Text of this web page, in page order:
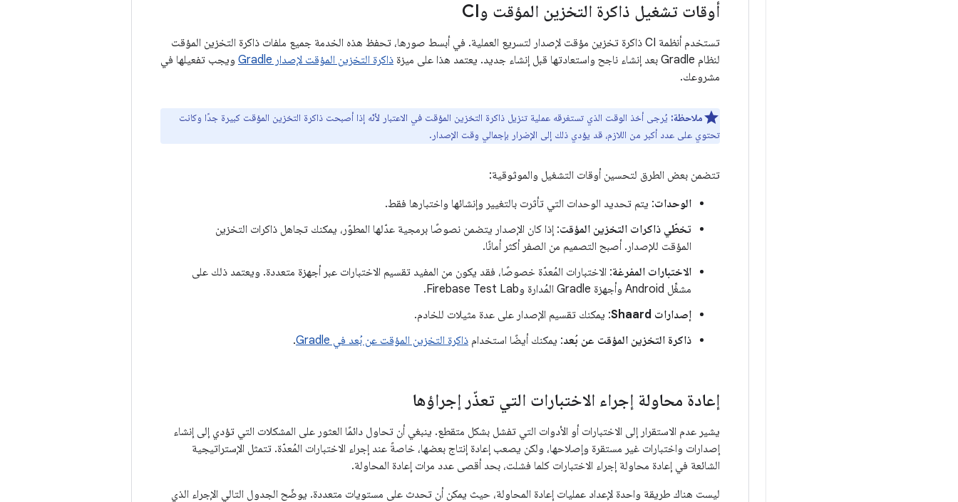
أوقات تشغيل ذاكرة التخزين المؤقت وCI
تستخدم أنظمة CI ذاكرة تخزين مؤقت لإصدار لتسريع العملية. في أبسط صورها، تحفظ هذه الخدمة جميع ملفات ذاكرة التخزين المؤقت
لنظام Gradle بعد إنشاء ناجح واستعادتها قبل إنشاء جديد. يعتمد هذا على ميزة
ذاكرة التخزين المؤقت لإصدار Gradle
ويجب تفعيلها في
مشروعك.
ملاحظة: يُرجى أخذ الوقت الذي تستغرقه عملية تنزيل ذاكرة التخزين المؤقت في الاعتبار لأنّه إذا أصبحت ذاكرة التخزين المؤقت كبيرة جدًا وكانت
تحتوي على عدد أكبر من اللازم، قد يؤدي ذلك إلى الإضرار بإجمالي وقت الإصدار.
تتضمن بعض الطرق لتحسين أوقات التشغيل والموثوقية:
الوحدات: يتم تحديد الوحدات التي تأثرت بالتغيير وإنشائها واختبارها فقط.
تخطّي ذاكرات التخزين المؤقت: إذا كان الإصدار يتضمن نصوصًا برمجية عدّلها المطوّر، يمكنك تجاهل ذاكرات التخزين
المؤقت للإصدار. أصبح التصميم من الصفر أكثر أمانًا.
الاختبارات المفرغة: الاختبارات المُعدّة خصوصًا، فقد يكون من المفيد تقسيم الاختبارات عبر أجهزة متعددة. ويعتمد ذلك على
مشغِّل Android وأجهزة Gradle المُدارة وFirebase Test Lab.
إصدارات Shaard
: يمكنك تقسيم الإصدار على عدة مثيلات للخادم.
ذاكرة التخزين المؤقت عن بُعد: يمكنك أيضًا استخدام ذاكرة التخزين المؤقت عن بُعد في Gradle .
إعادة محاولة إجراء الاختبارات التي تعذّر إجراؤها
يشير عدم الاستقرار إلى الاختبارات أو الأدوات التي تفشل بشكل متقطع. ينبغي أن تحاول دائمًا العثور على المشكلات التي تؤدي إلى إنشاء
إصدارات واختبارات غير مستقرة وإصلاحها، ولكن يصعب إعادة إنتاج بعضها، خاصةً عند إجراء الاختبارات المُعدّة. تتمثل الإستراتيجية
الشائعة في إعادة محاولة إجراء الاختبارات كلما فشلت، بحد أقصى عدد مرات إعادة المحاولة.
ليست هناك طريقة واحدة لإعداد عمليات إعادة المحاولة، حيث يمكن أن تحدث على مستويات متعددة. يوضّح الجدول التالي الإجراء الذي